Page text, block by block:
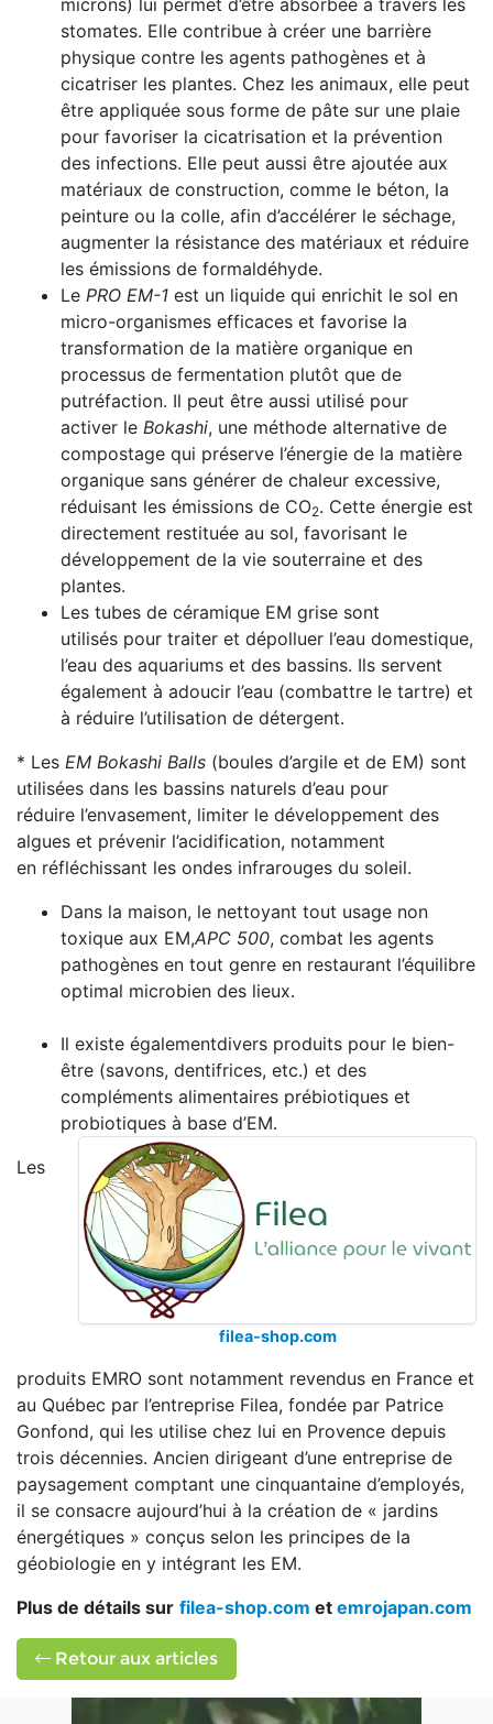
microns) lui permet d’être absorbée à travers les
stomates. Elle contribue à créer une barrière
physique contre les agents pathogènes et à
cicatriser les plantes. Chez les animaux, elle peut
être appliquée sous forme de pâte sur une plaie
pour favoriser la cicatrisation et la prévention
des infections. Elle peut aussi être ajoutée aux
matériaux de construction, comme le béton, la
peinture ou la colle, afin d’accélérer le séchage,
augmenter la résistance des matériaux et réduire
les émissions de formaldéhyde.
Le PRO EM-1 est un liquide qui enrichit le sol en
micro-organismes efficaces et favorise la
transformation de la matière organique en
processus de fermentation plutôt que de
putréfaction. Il peut être aussi utilisé pour
activer le Bokashi, une méthode alternative de
compostage qui préserve l’énergie de la matière
organique sans générer de chaleur excessive,
réduisant les émissions de CO2. Cette énergie est
directement restituée au sol, favorisant le
développement de la vie souterraine et des
plantes.
Les tubes de céramique EM grise sont
utilisés pour traiter et dépolluer l’eau domestique,
l’eau des aquariums et des bassins. Ils servent
également à adoucir l’eau (combattre le tartre) et
à réduire l’utilisation de détergent.
* Les EM Bokashi Balls (boules d’argile et de EM) sont
utilisées dans les bassins naturels d’eau pour
réduire l’envasement, limiter le développement des
algues et prévenir l’acidification, notamment
en réfléchissant les ondes infrarouges du soleil.
Dans la maison, le nettoyant tout usage non
toxique aux EM,APC 500, combat les agents
pathogènes en tout genre en restaurant l’équilibre
optimal microbien des lieux.
Il existe égalementdivers produits pour le bien-
être (savons, dentifrices, etc.) et des
compléments alimentaires prébiotiques et
probiotiques à base d’EM.
filea-shop.com
Les
produits EMRO sont notamment revendus en France et
au Québec par l’entreprise Filea, fondée par Patrice
Gonfond, qui les utilise chez lui en Provence depuis
trois décennies. Ancien dirigeant d’une entreprise de
paysagement comptant une cinquantaine d’employés,
il se consacre aujourd’hui à la création de « jardins
énergétiques » conçus selon les principes de la
géobiologie en y intégrant les EM.
Plus de détails sur filea-shop.com et emrojapan.com
Retour aux articles